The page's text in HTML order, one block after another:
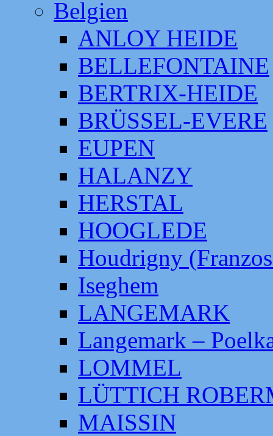
Belgien
ANLOY HEIDE
BELLEFONTAINE
BERTRIX-HEIDE
BRÜSSEL-EVERE
EUPEN
HALANZY
HERSTAL
HOOGLEDE
Houdrigny
Iseghem
LANGEMARK
Langemark –
LOMMEL
LÜTTICH
MAISSIN